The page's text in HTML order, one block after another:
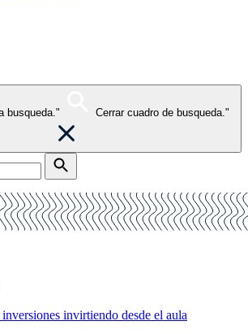
busqueda." Cerrar cuadro de busqueda."
invirtiendo desde el aula